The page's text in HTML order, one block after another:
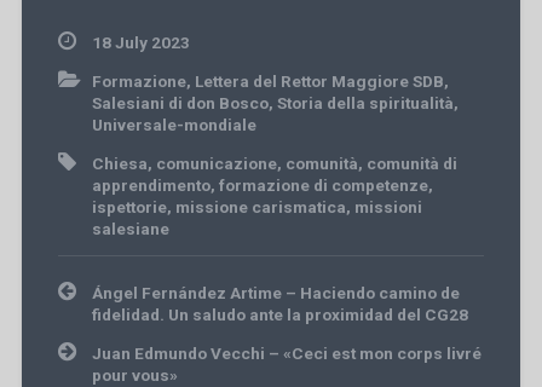
18 July 2023
Formazione, Lettera del Rettor Maggiore SDB,
Salesiani di don Bosco, Storia della spiritualità,
Universale-mondiale
Chiesa, comunicazione, comunità, comunità di
apprendimento, formazione di competenze,
ispettorie, missione carismatica, missioni
salesiane
Post
navigation
Ángel Fernández Artime – Haciendo camino de
fidelidad. Un saludo ante la proximidad del CG28
Juan Edmundo Vecchi – «Ceci est mon corps livré
pour vous»